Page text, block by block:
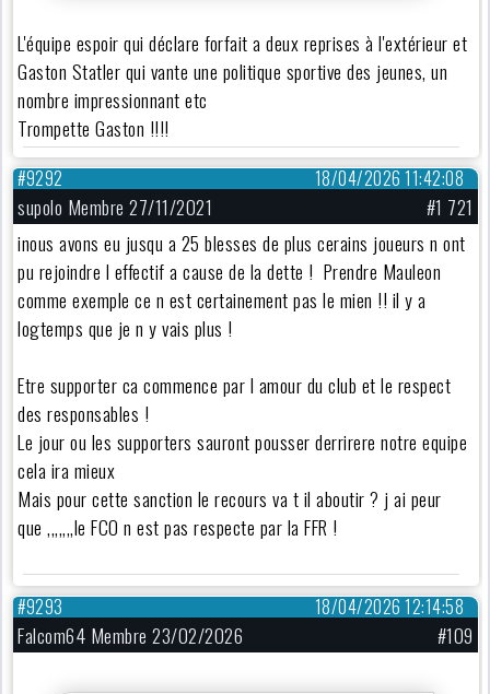
L'équipe espoir qui déclare forfait a deux reprises à l'extérieur et
Gaston Statler qui vante une politique sportive des jeunes, un
nombre impressionnant etc
Trompette Gaston !!!!
18/04/2026 11:42:08
#9292
supolo Membre 27/11/2021
#1 721
inous avons eu jusqu a 25 blesses de plus cerains joueurs n ont
pu rejoindre l effectif a cause de la dette ! Prendre Mauleon
comme exemple ce n est certainement pas le mien !! il y a
logtemps que je n y vais plus !
Etre supporter ca commence par l amour du club et le respect
des responsables !
Le jour ou les supporters sauront pousser derrirere notre equipe
cela ira mieux
Mais pour cette sanction le recours va t il aboutir ? j ai peur
que ,,,,,,,le FCO n est pas respecte par la FFR !
18/04/2026 12:14:58
#9293
Falcom64 Membre 23/02/2026 #109